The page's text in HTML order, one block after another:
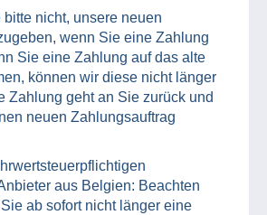
nicht, unsere neuen
wenn Sie eine Zahlung
Sie eine Zahlung auf das alte
können wir diese nicht länger
Zahlung geht an Sie zurück und
neuen Zahlungsauftrag
aus Belgien: Beachten
ab sofort nicht länger eine